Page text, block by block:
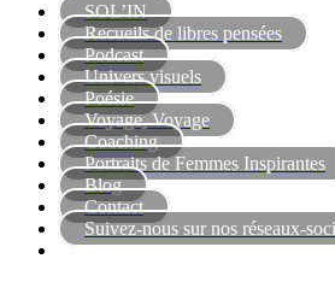
SOL’IN
Recueils de libres pensées
Podcast
Univers visuels
Poésie
Voyage, Voyage
Coaching
Portraits de Femmes Inspirantes
Blog
Contact
Suivez-nous sur nos réseaux-